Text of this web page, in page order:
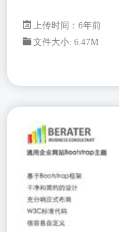
上传时间：6年前
文件大小: 6.47M